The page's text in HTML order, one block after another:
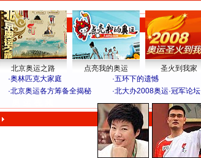
北京奥运之路 点亮我的奥运
圣火到我家
·奥林匹克大家庭 ·五环下的遗憾
·北京奥运各方筹备全揭秘 ·北大办2008奥运·冠军论坛